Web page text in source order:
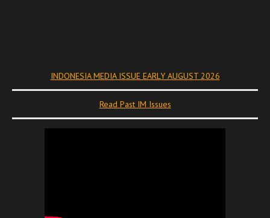
INDONESIA MEDIA ISSUE EARLY AUGUST 2026
Read Past IM Issues